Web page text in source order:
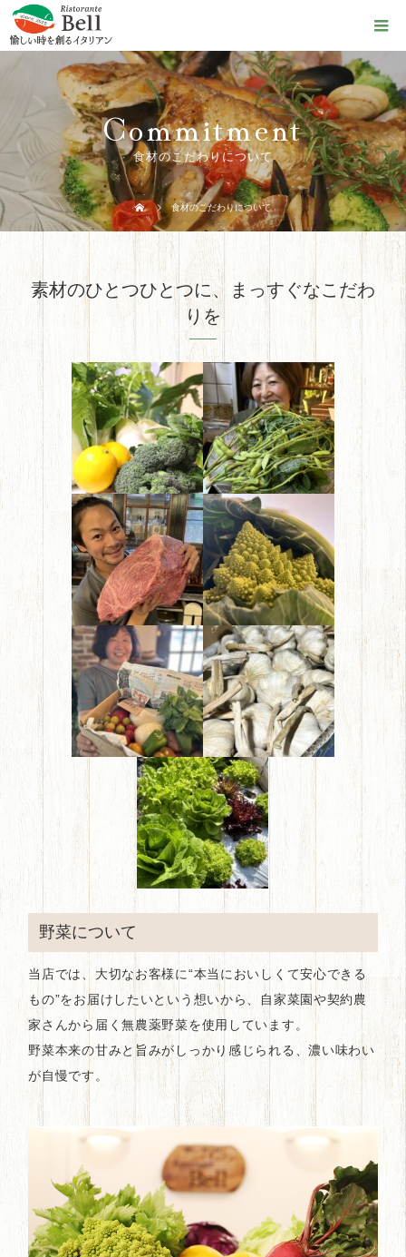
Commitment
食材のこだわりについて
食材のこだわりについて
素材のひとつひとつに、まっすぐなこだわ
りを
野菜について
当店では、大切なお客様に“本当においしくて安心できる
もの”をお届けしたいという想いから、自家菜園や契約農
家さんから届く無農薬野菜を使用しています。
野菜本来の甘みと旨みがしっかり感じられる、濃い味わい
が自慢です。